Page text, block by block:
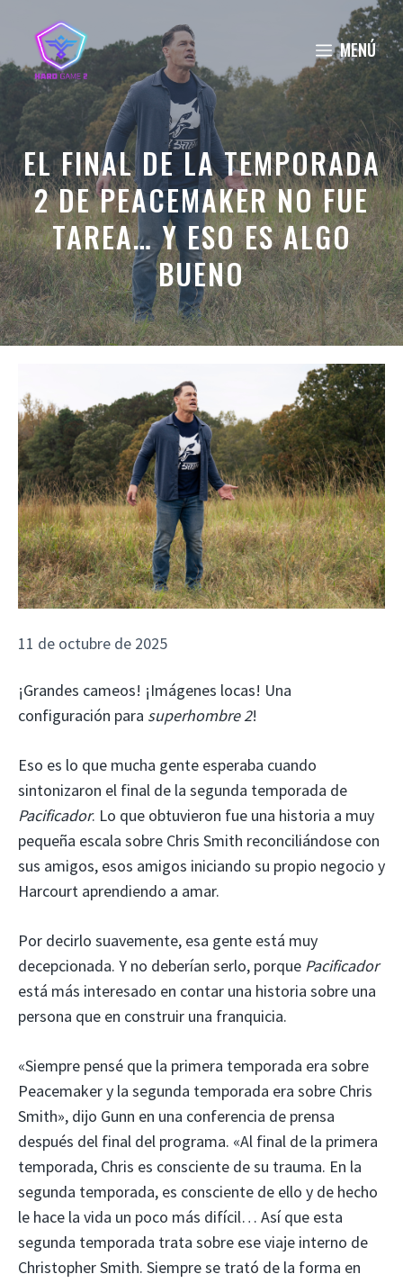
contenido
MENÚ
EL FINAL DE LA TEMPORADA
2 DE PEACEMAKER NO FUE
TAREA… Y ESO ES ALGO
BUENO
11 de octubre de 2025
¡Grandes cameos! ¡Imágenes locas! Una
configuración para superhombre 2!
Eso es lo que mucha gente esperaba cuando
sintonizaron el final de la segunda temporada de
Pacificador. Lo que obtuvieron fue una historia a muy
pequeña escala sobre Chris Smith reconciliándose con
sus amigos, esos amigos iniciando su propio negocio y
Harcourt aprendiendo a amar.
Por decirlo suavemente, esa gente está muy
decepcionada. Y no deberían serlo, porque Pacificador
está más interesado en contar una historia sobre una
persona que en construir una franquicia.
«Siempre pensé que la primera temporada era sobre
Peacemaker y la segunda temporada era sobre Chris
Smith», dijo Gunn en una conferencia de prensa
después del final del programa. «Al final de la primera
temporada, Chris es consciente de su trauma. En la
segunda temporada, es consciente de ello y de hecho
le hace la vida un poco más difícil… Así que esta
segunda temporada trata sobre ese viaje interno de
Christopher Smith. Siempre se trató de la forma en